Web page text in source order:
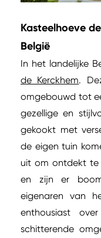
Kasteelhoeve
België
In het landelijke
de Kerckhem.
omgebouwd tot
gezellige en
gekookt met
de eigen tuin
uit om ontdekt te
en zijn er
eigenaren van
enthousiast
schitterende